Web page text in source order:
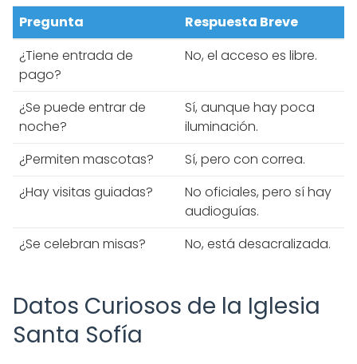
Pregunta
Respuesta Breve
¿Tiene entrada de
pago?
No, el acceso es libre.
¿Se puede entrar de
noche?
Sí, aunque hay poca
iluminación.
¿Permiten mascotas?
Sí, pero con correa.
¿Hay visitas guiadas?
No oficiales, pero sí hay
audioguías.
¿Se celebran misas?
No, está desacralizada.
Datos Curiosos de la Iglesia
Santa Sofía